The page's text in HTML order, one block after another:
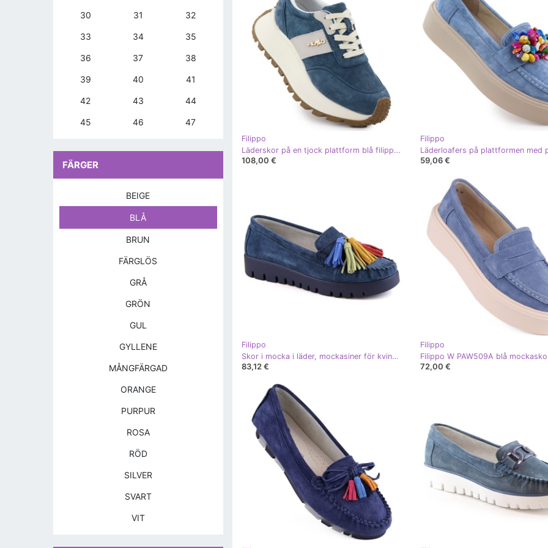
Filippo
Läderskor på en tjock plattform blå filippo DP6785
108,00 €
Filippo
59,06 €
Filippo
Skor i mocka i läder, mockasiner för kvinnor med fransar, marinblå Filippo DP3535
83,12 €
Filippo
Filippo W PAW509A blå
72,00 €
30 31 32
33 34 35
36 37 38
39 40 41
42 43 44
45 46 47
FÄRGER
BEIGE
BLÅ
BRUN
FÄRGLÖS
GRÅ
GRÖN
GUL
GYLLENE
MÅNGFÄRGAD
ORANGE
PURPUR
ROSA
RÖD
SILVER
SVART
VIT